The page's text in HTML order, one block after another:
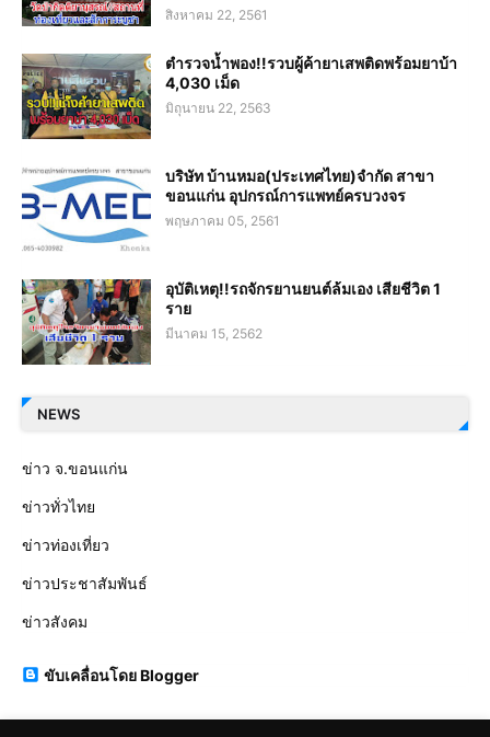
สิงหาคม 22, 2561
ตำรวจน้ำพอง!!รวบผู้ค้ายาเสพติดพร้อมยาบ้า
4,030 เม็ด
มิถุนายน 22, 2563
บริษัท บ้านหมอ(ประเทศไทย)จำกัด สาขา
ขอนแก่น อุปกรณ์การแพทย์ครบวงจร
พฤษภาคม 05, 2561
อุบัติเหตุ!!รถจักรยานยนต์ล้มเอง เสียชีวิต 1
ราย
มีนาคม 15, 2562
NEWS
ข่าว จ.ขอนแก่น
ข่าวทั่วไทย
ข่าวท่องเที่ยว
ข่าวประชาสัมพันธ์
ข่าวสังคม
ขับเคลื่อนโดย Blogger